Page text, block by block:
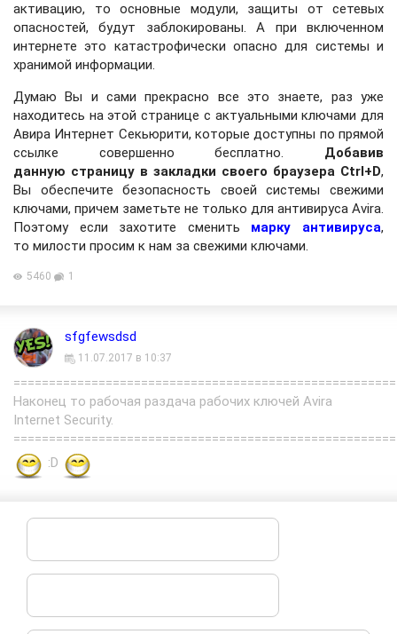
активацию, то основные модули, защиты от сетевых
опасностей, будут заблокированы. А при включенном
интернете это катастрофически опасно для системы и
хранимой информации.
Думаю Вы и сами прекрасно все это знаете, раз уже
находитесь на этой странице с актуальными ключами для
Авира Интернет Секьюрити, которые доступны по прямой
ссылке совершенно бесплатно. Добавив
данную страницу в закладки своего браузера Ctrl+D,
Вы обеспечите безопасность своей системы свежими
ключами, причем заметьте не только для антивируса Avira.
Поэтому если захотите сменить марку антивируса,
то милости просим к нам за свежими ключами.
5460 1
sfgfewsdsd
11.07.2017 в 10:37
======================================================
Наконец то рабочая раздача рабочих ключей Avira
Internet Security.
======================================================
:D